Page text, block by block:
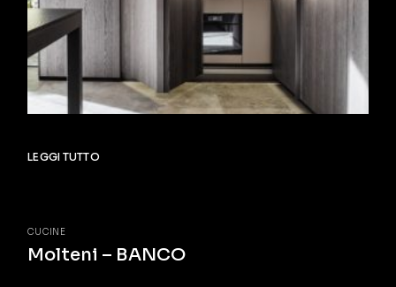
LEGGI TUTTO
CUCINE
Molteni – BANCO